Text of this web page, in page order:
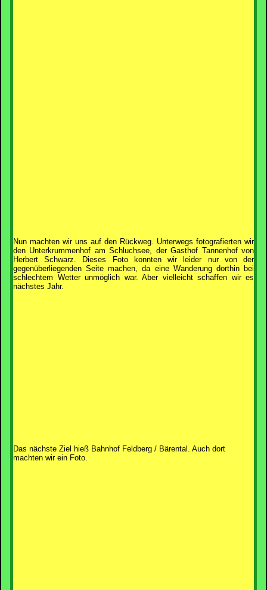
Nun machten wir uns auf den Rückweg. Unterwegs fotografierten wir
den Unterkrummenhof am Schluchsee, der Gasthof Tannenhof von
Herbert Schwarz. Dieses Foto konnten wir leider nur von der
gegenüberliegenden Seite machen, da eine Wanderung dorthin bei
schlechtem Wetter unmöglich war. Aber vielleicht schaffen wir es
nächstes Jahr.
Das nächste Ziel hieß Bahnhof Feldberg / Bärental. Auch dort
machten wir ein Foto.